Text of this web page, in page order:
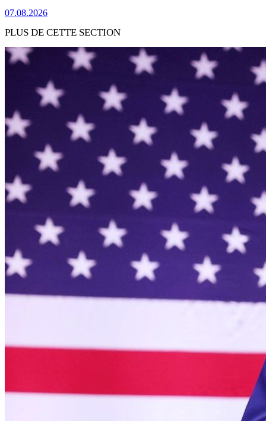
07.08.2026
PLUS DE CETTE SECTION